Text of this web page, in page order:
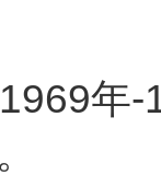
年-